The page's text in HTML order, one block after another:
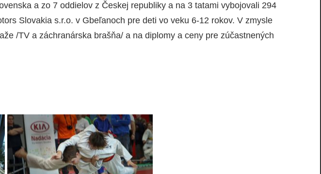
a zo 7 oddielov z Českej republiky a na 3 tatami vybojovali 294
Slovakia s.r.o. v Gbeľanoch pre deti vo veku 6-12 rokov. V zmysle
/TV a záchranárska brašňa/ a na diplomy a ceny pre zúčastnených